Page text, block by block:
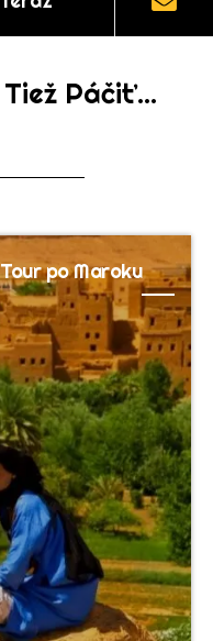
Páčiť...
po Maroku